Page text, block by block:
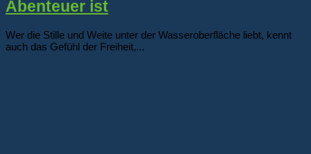
Abenteuer ist
Wer die Stille und Weite unter der Wasseroberfläche liebt, kennt
auch das Gefühl der Freiheit,...